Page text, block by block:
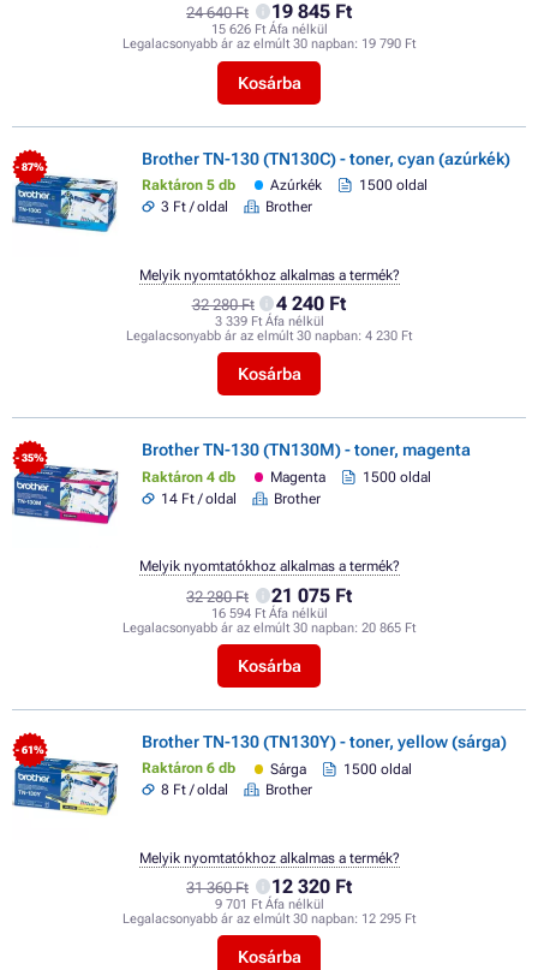
24 640 Ft 19 845 Ft
15 626 Ft Áfa nélkül
Legalacsonyabb ár az elmúlt 30 napban: 19 790 Ft
Kosárba
- 87% Brother TN-130 (TN130C) - toner, cyan (azúrkék)
Raktáron 5 db Azúrkék
1500 oldal
3 Ft / oldal
Brother
32 280 Ft 4 240 Ft
3 339 Ft Áfa nélkül
Legalacsonyabb ár az elmúlt 30 napban: 4 230 Ft
Kosárba
Melyik nyomtatókhoz alkalmas a termék?
- 35% Brother TN-130 (TN130M) - toner, magenta
Raktáron 4 db Magenta
1500 oldal
14 Ft / oldal
Brother
32 280 Ft 21 075 Ft
16 594 Ft Áfa nélkül
Legalacsonyabb ár az elmúlt 30 napban: 20 865 Ft
Kosárba
Melyik nyomtatókhoz alkalmas a termék?
- 61% Brother TN-130 (TN130Y) - toner, yellow (sárga)
Raktáron 6 db Sárga
1500 oldal
8 Ft / oldal
Brother
31 360 Ft 12 320 Ft
9 701 Ft Áfa nélkül
Legalacsonyabb ár az elmúlt 30 napban: 12 295 Ft
Kosárba
Melyik nyomtatókhoz alkalmas a termék?